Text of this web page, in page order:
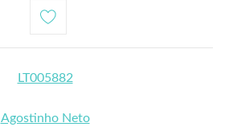
LT005882
Agostinho Neto